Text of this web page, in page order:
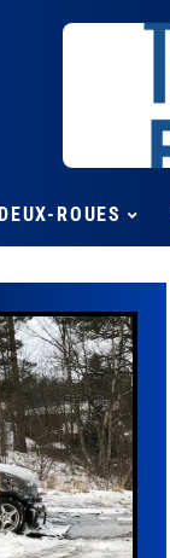
DEUX-ROUES